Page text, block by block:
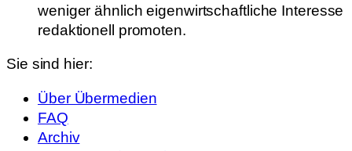
weniger ähnlich eigenwirtschaftliche Interesse
redaktionell promoten.
Sie sind hier:
Über Übermedien
FAQ
Archiv